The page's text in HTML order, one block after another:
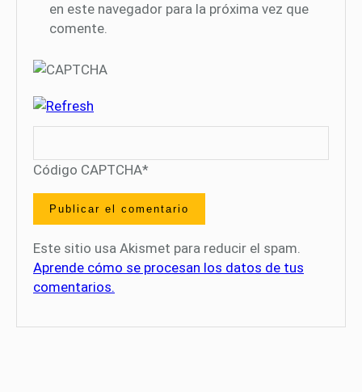
en este navegador para la próxima vez que
comente.
Código CAPTCHA*
Este sitio usa Akismet para reducir el spam.
Aprende cómo se procesan los datos de tus
comentarios.